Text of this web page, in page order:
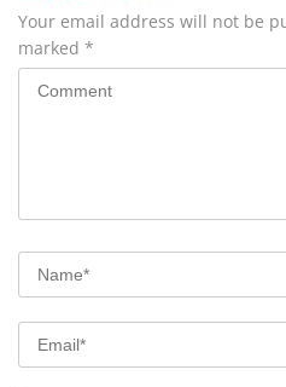
Your email address will not be
marked *